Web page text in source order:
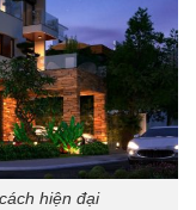
hiện đại